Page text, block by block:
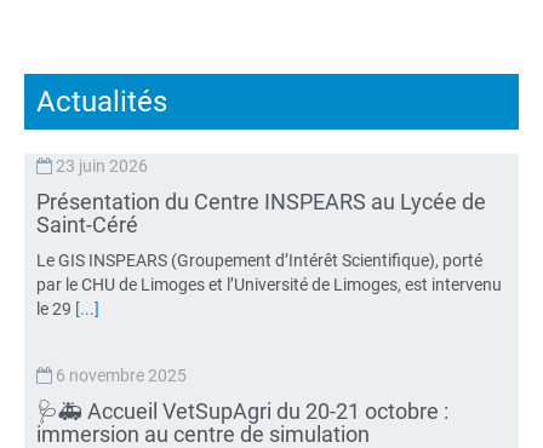
Actualités
23 juin 2026
Présentation du Centre INSPEARS au Lycée de
Saint-Céré
Le GIS INSPEARS (Groupement d’Intérêt Scientifique), porté
par le CHU de Limoges et l’Université de Limoges, est intervenu
le 29 [...]
6 novembre 2025
🩺🚑 Accueil VetSupAgri du 20-21 octobre :
immersion au centre de simulation